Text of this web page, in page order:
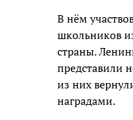
В нём
школьников
страны.
представили
из них
наградами.